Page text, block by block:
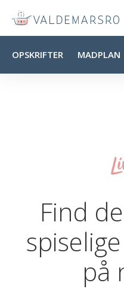
OPSKRIFTER MADPLAN
Find
på